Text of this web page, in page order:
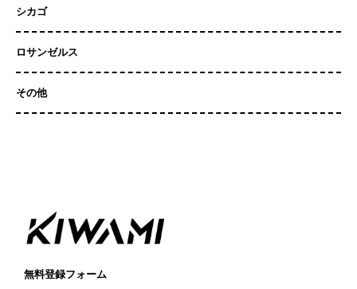
シカゴ
ロサンゼルス
その他
無料登録フォーム